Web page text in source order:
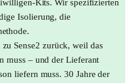
Kits. Wir spezifizierten
Isolierung, die
Sense2 zurück, weil das
muss – und der Lieferant
liefern muss. 30 Jahre der